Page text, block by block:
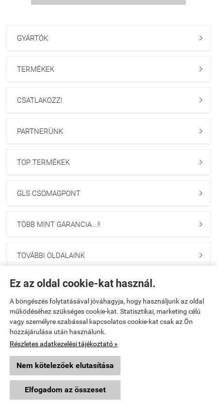
Ez az oldal cookie-kat használ.
A böngészés folytatásával jóváhagyja, hogy használjunk az oldal
működéséhez szükséges cookie-kat. Statisztikai, marketing célú
vagy személyre szabással kapcsolatos cookie-kat csak az Ön
hozzájárulása után használunk.
Részletes adatkezelési tájékoztató »
Nem kötelezőek elutasítása
Elfogadom az összeset
GYÁRTÓK 
TERMÉKEK 
CSATLAKOZZ! 
PARTNERÜNK 
TOP TERMÉKEK 
GLS CSOMAGPONT 
TÖBB MINT GARANCIA...!! 
TOVÁBBI OLDALAINK 
Navigáció
Saját fiók
Együttműködés
Üzemeltető
Vibi Kft.
9024 Győr, Malomszéki u. 3-5.
Ajánlott termék
RETLUX RXL285 10LED-es piros csillagok fényfűzér - meleg
fehér
Részletek »